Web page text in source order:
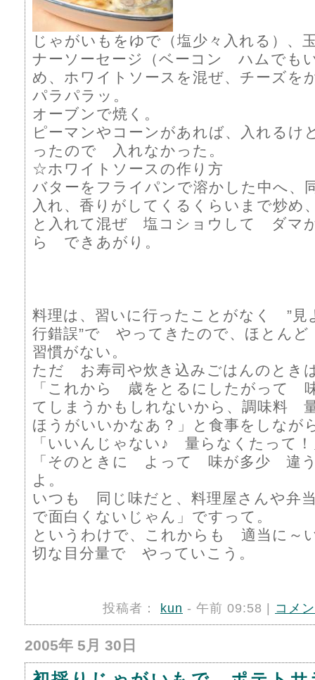
じゃがいもをゆで（塩少々入れる）
ナーソーセージ（ベーコン ハムでも
め、ホワイトソースを混ぜ、チーズ
パラパラッ。
オーブンで焼く。
ピーマンやコーンがあれば、入れる
ったので 入れなかった。
☆ホワイトソースの作り方
バターをフライパンで溶かした中へ、
入れ、香りがしてくるくらいまで炒め
と入れて混ぜ 塩コショウして ダマ
ら できあがり。
料理は、習いに行ったことがなく ”
行錯誤”で やってきたので、ほとん
習慣がない。
ただ お寿司や炊き込みごはんのとき
「これから 歳をとるにしたがって
てしまうかもしれないから、調味料
ほうがいいかなあ？」と食事をしな
「いいんじゃない♪ 量らなくたって
「そのときに よって 味が多少 違
よ。
いつも 同じ味だと、料理屋さんや弁
で面白くないじゃん」ですって。
というわけで、これからも 適当に
切な目分量で やっていこう。
投稿者： kun - 午前 09:58 | コメ
2005年 5月 30日